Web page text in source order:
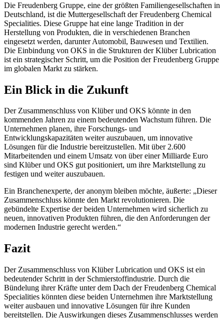
Die Freudenberg Gruppe, eine der größten Familiengesellschaften in
Deutschland, ist die Muttergesellschaft der Freudenberg Chemical
Specialities. Diese Gruppe hat eine lange Tradition in der
Herstellung von Produkten, die in verschiedenen Branchen
eingesetzt werden, darunter Automobil, Bauwesen und Textilien.
Die Einbindung von OKS in die Strukturen der Klüber Lubrication
ist ein strategischer Schritt, um die Position der Freudenberg Gruppe
im globalen Markt zu stärken.
Ein Blick in die Zukunft
Der Zusammenschluss von Klüber und OKS könnte in den
kommenden Jahren zu einem bedeutenden Wachstum führen. Die
Unternehmen planen, ihre Forschungs- und
Entwicklungskapazitäten weiter auszubauen, um innovative
Lösungen für die Industrie bereitzustellen. Mit über 2.600
Mitarbeitenden und einem Umsatz von über einer Milliarde Euro
sind Klüber und OKS gut positioniert, um ihre Marktstellung zu
festigen und weiter auszubauen.
Ein Branchenexperte, der anonym bleiben möchte, äußerte: „Dieser
Zusammenschluss könnte den Markt revolutionieren. Die
gebündelte Expertise der beiden Unternehmen wird sicherlich zu
neuen, innovativen Produkten führen, die den Anforderungen der
modernen Industrie gerecht werden.“
Fazit
Der Zusammenschluss von Klüber Lubrication und OKS ist ein
bedeutender Schritt in der Schmierstoffindustrie. Durch die
Bündelung ihrer Kräfte unter dem Dach der Freudenberg Chemical
Specialities könnten diese beiden Unternehmen ihre Marktstellung
weiter ausbauen und innovative Lösungen für ihre Kunden
bereitstellen. Die Auswirkungen dieses Zusammenschlusses werden